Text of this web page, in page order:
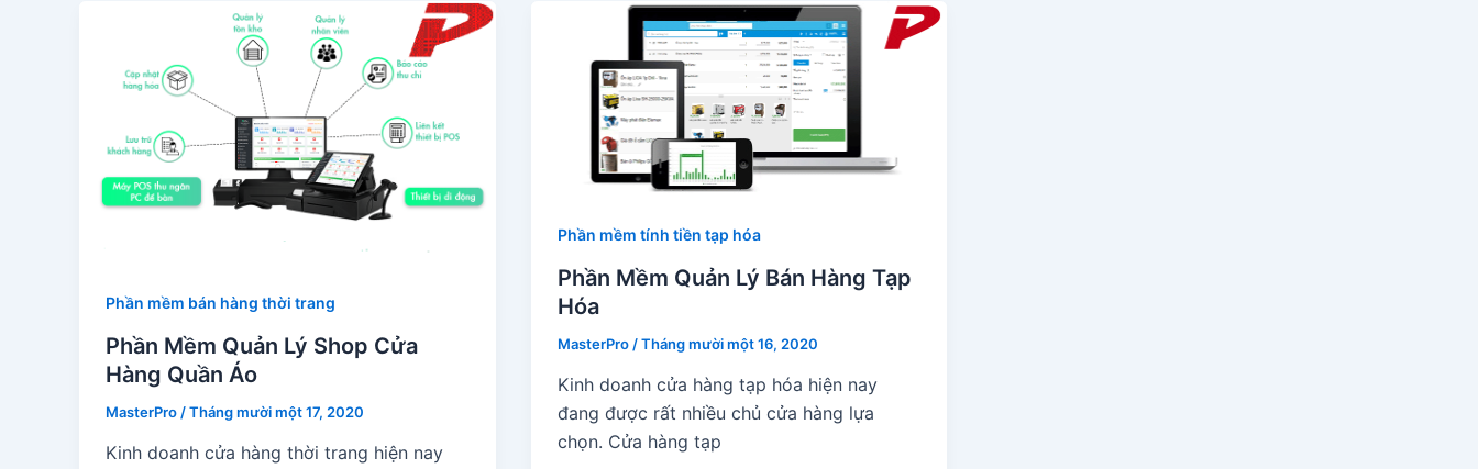
Phần mềm bán hàng thời trang
Phần Mềm Quản Lý Shop Cửa
Hàng Quần Áo
MasterPro /Tháng mười một 17, 2020
Kinh doanh cửa hàng thời trang hiện nay
Phần mềm tính tiền tạp hóa
Phần Mềm Quản Lý Bán Hàng Tạp
Hóa
MasterPro /Tháng mười một 16, 2020
Kinh doanh cửa hàng tạp hóa hiện nay
đang được rất nhiều chủ cửa hàng lựa
chọn. Cửa hàng tạp